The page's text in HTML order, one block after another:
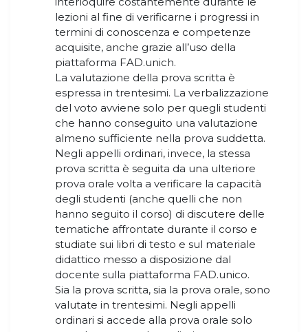
lezioni al fine di verificarne i progressi in
termini di conoscenza e competenze
acquisite, anche grazie all’uso della
piattaforma FAD.unich.
La valutazione della prova scritta è
espressa in trentesimi. La verbalizzazione
del voto avviene solo per quegli studenti
che hanno conseguito una valutazione
almeno sufficiente nella prova suddetta.
Negli appelli ordinari, invece, la stessa
prova scritta è seguita da una ulteriore
prova orale volta a verificare la capacità
degli studenti (anche quelli che non
hanno seguito il corso) di discutere delle
tematiche affrontate durante il corso e
studiate sui libri di testo e sul materiale
didattico messo a disposizione dal
docente sulla piattaforma FAD.unico.
Sia la prova scritta, sia la prova orale, sono
valutate in trentesimi. Negli appelli
ordinari si accede alla prova orale solo